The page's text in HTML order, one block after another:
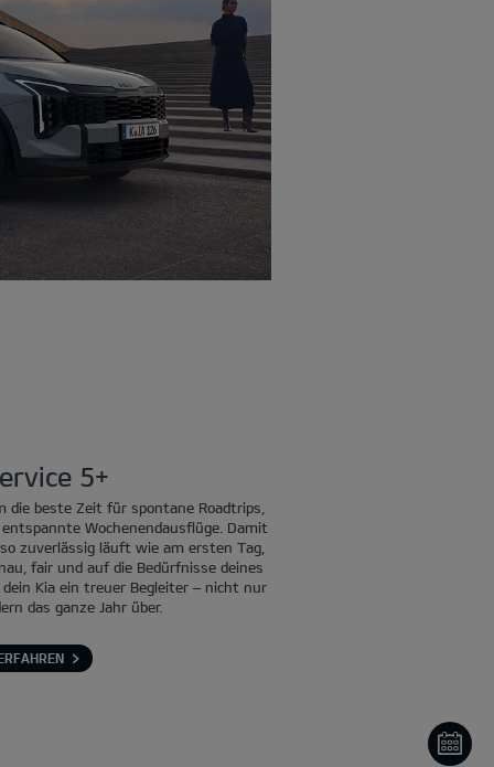
5+
die beste Zeit für spontane Roadtrips,
Wochenendausflüge. Damit
zuverlässig läuft wie am ersten Tag,
fair und auf die Bedürfnisse deines
Kia ein treuer Begleiter – nicht nur
das ganze Jahr über.